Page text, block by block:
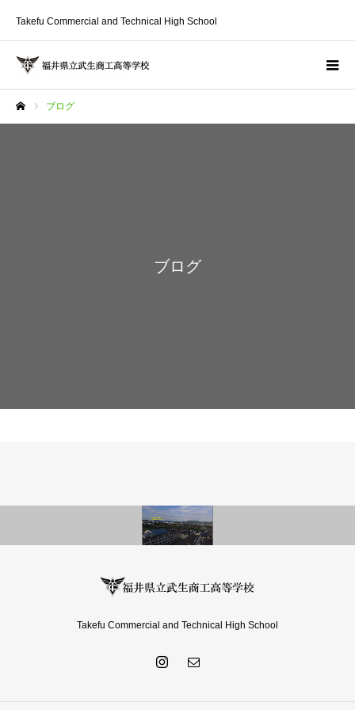
Takefu Commercial and Technical High School
ブログ
ブログ
Takefu Commercial and Technical High School